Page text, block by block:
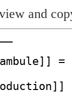
and